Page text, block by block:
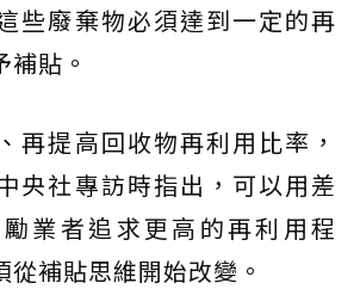
些廢棄物必須達到一定的再
貼。
再提高回收物再利用比率，
央社專訪時指出，可以用差
業者追求更高的再利用程
補貼思維開始改變。